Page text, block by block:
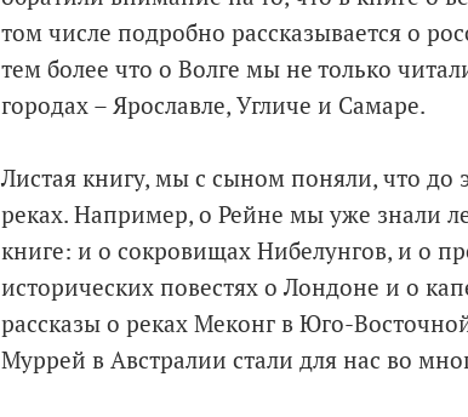
том числе подробно рассказывается о
тем более что о Волге мы не только
городах – Ярославле, Угличе и Самаре.
Листая книгу, мы с сыном поняли, что до
реках. Например, о Рейне мы уже знали
книге: и о сокровищах Нибелунгов, и о
исторических повестях о Лондоне и о
рассказы о реках Меконг в Юго-
Муррей в Австралии стали для нас во